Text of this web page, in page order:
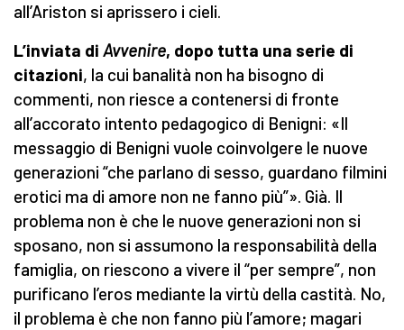
all’Ariston si aprissero i cieli.
L’inviata di Avvenire, dopo tutta una serie di
citazioni, la cui banalità non ha bisogno di
commenti, non riesce a contenersi di fronte
all’accorato intento pedagogico di Benigni: «Il
messaggio di Benigni vuole coinvolgere le nuove
generazioni “che parlano di sesso, guardano filmini
erotici ma di amore non ne fanno più”». Già. Il
problema non è che le nuove generazioni non si
sposano, non si assumono la responsabilità della
famiglia, on riescono a vivere il “per sempre”, non
purificano l’eros mediante la virtù della castità. No,
il problema è che non fanno più l’amore; magari